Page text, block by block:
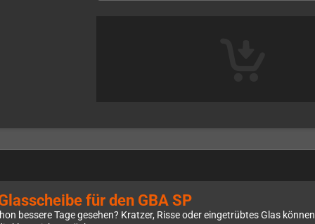
für den GBA SP
bessere Tage gesehen? Kratzer, Risse oder eingetrübtes Glas